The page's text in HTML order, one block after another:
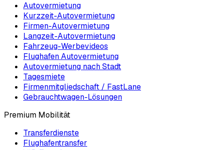
Autovermietung
Kurzzeit-Autovermietung
Firmen-Autovermietung
Langzeit-Autovermietung
Fahrzeug-Werbevideos
Flughafen Autovermietung
Autovermietung nach Stadt
Tagesmiete
Firmenmitgliedschaft / FastLane
Gebrauchtwagen-Lösungen
Premium Mobilität
Transferdienste
Flughafentransfer